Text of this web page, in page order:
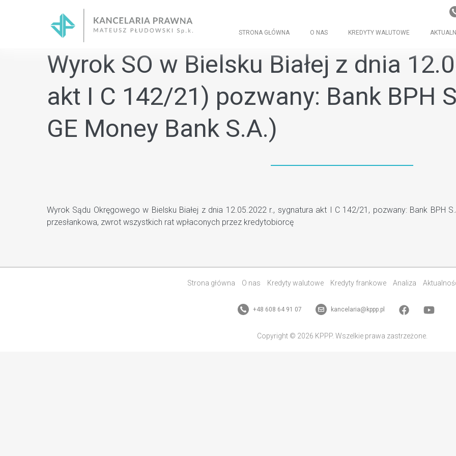
STRONA GŁÓWNA O NAS KREDYTY WALUTOWE
Wyrok SO w Bielsku Białej z dnia
akt I C 142/21) pozwany: Bank BPH
GE Money Bank S.A.)
Wyrok Sądu Okręgowego w Bielsku Białej z dnia 12.05.2022 r., sygnatura akt I C 142/21, pozwany: Bank BPH
przesłankowa, zwrot wszystkich rat wpłaconych przez kredytobiorcę
Strona główna O nas Kredyty walutowe Kredyty frankowe Analiza
+48 608 64 91 07 kancelaria@kppp.pl
Copyright © 2026 KPPP. Wszelkie prawa zastrzeżone.